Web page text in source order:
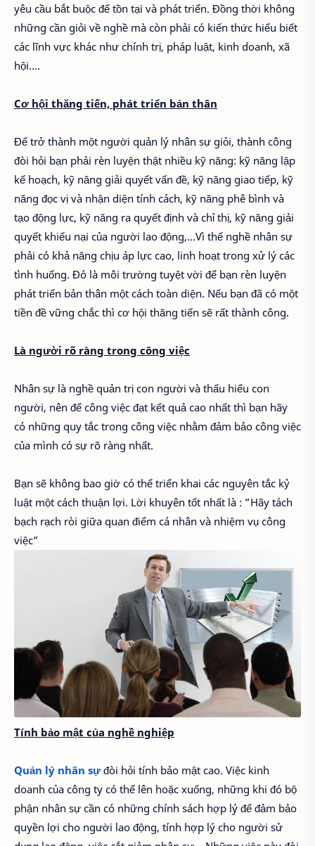
yêu cầu bắt buộc để tồn tại và phát triển. Đồng thời không
những cần giỏi về nghề mà còn phải có kiến thức hiểu biết
các lĩnh vực khác như chính trị, pháp luật, kinh doanh, xã
hội….
Cơ hội thăng tiến, phát triển bản thân
Để trở thành một người quản lý nhân sự giỏi, thành công
đòi hỏi bạn phải rèn luyện thật nhiều kỹ năng: kỹ năng lập
kế hoạch, kỹ năng giải quyết vấn đề, kỹ năng giao tiếp, kỹ
năng đọc vị và nhận diện tính cách, kỹ năng phê bình và
tạo động lực, kỹ năng ra quyết định và chỉ thị, kỹ năng giải
quyết khiếu nại của người lao động,…Vì thế nghề nhân sự
phải có khả năng chịu áp lực cao, linh hoạt trong xử lý các
tình huống. Đó là môi trường tuyệt vời để bạn rèn luyện
phát triển bản thân một cách toàn diện. Nếu bạn đã có một
tiền đề vững chắc thì cơ hội thăng tiến sẽ rất thành công.
Là người rõ ràng trong công việc
Nhân sự là nghề quản trị con người và thấu hiểu con
người, nên để công việc đạt kết quả cao nhất thì bạn hãy
có những quy tắc trong công việc nhằm đảm bảo công việc
của mình có sự rõ ràng nhất.
Bạn sẽ không bao giờ có thể triển khai các nguyên tắc kỷ
luật một cách thuận lợi. Lời khuyên tốt nhất là : ”Hãy tách
bạch rạch ròi giữa quan điểm cá nhân và nhiệm vụ công
việc”
Tính bảo mật của nghề nghiệp
Quản lý nhân sự đòi hỏi tính bảo mật cao. Việc kinh
doanh của công ty có thể lên hoặc xuống, những khi đó bộ
phận nhân sự cần có những chính sách hợp lý để đảm bảo
quyền lợi cho người lao động, tính hợp lý cho người sử